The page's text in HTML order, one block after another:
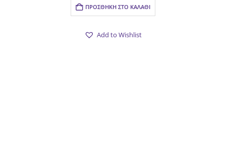
ΠΡΟΣΘΉΚΗ ΣΤΟ ΚΑΛΆΘΙ
Add to Wishlist